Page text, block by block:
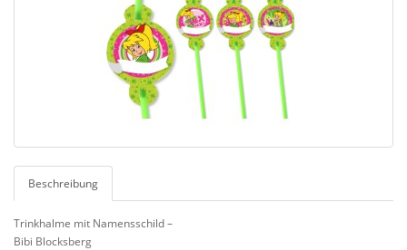
Beschreibung
Trinkhalme mit Namensschild –
Bibi Blocksberg